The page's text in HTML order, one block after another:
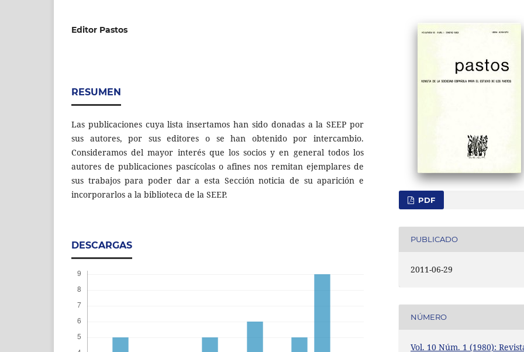
Editor Pastos
RESUMEN
Las publicaciones cuya lista insertamos han sido donadas a la SEEP por
sus autores, por sus editores o se han obtenido por intercambio.
Consideramos del mayor interés que los socios y en general todos los
autores de publicaciones pascícolas o afines nos remitan ejemplares de
sus trabajos para poder dar a esta Sección noticia de su aparición e
incorporarlos a la biblioteca de la SEEP.
DESCARGAS
PDF
PUBLICADO
2011-06-29
NÚMERO
Vol. 10 Núm. 1 (1980):